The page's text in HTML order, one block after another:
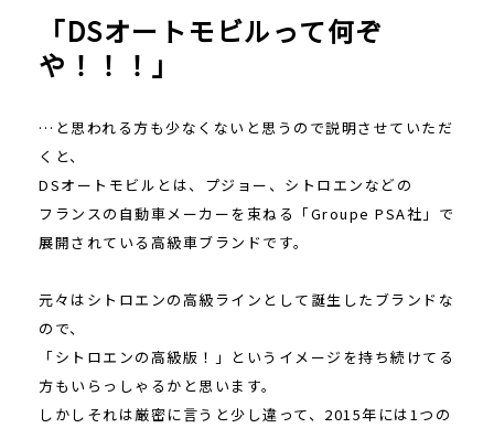
「DSオートモビルって何ぞ
や！！！」
…と思われる方も少なくないと思うので説明させていただ
くと、
DSオートモビルとは、プジョー、シトロエンなどの
フランスの自動車メーカーを束ねる「Groupe PSA社」で
展開されている高級車ブランドです。
元々はシトロエンの高級ラインとして誕生したブランドな
ので、
「シトロエンの高級版！」というイメージを持ち続けてる
方もいらっしゃるかと思います。
しかしそれは厳密に言うと少し違って、2015年には1つの